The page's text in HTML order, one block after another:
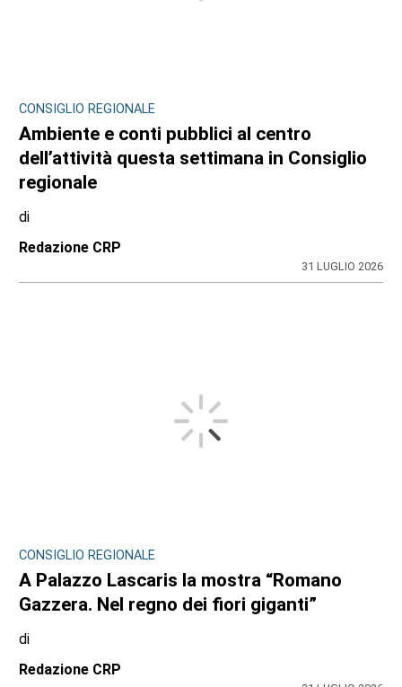
CONSIGLIO REGIONALE
Ambiente e conti pubblici al centro
dell’attività questa settimana in Consiglio
regionale
di
Redazione CRP
31 LUGLIO 2026
CONSIGLIO REGIONALE
A Palazzo Lascaris la mostra “Romano
Gazzera. Nel regno dei fiori giganti”
di
Redazione CRP